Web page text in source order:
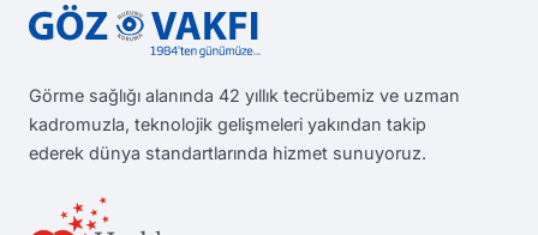
Görme sağlığı alanında 42 yıllık tecrübemiz ve uzman
kadromuzla, teknolojik gelişmeleri yakından takip
ederek dünya standartlarında hizmet sunuyoruz.